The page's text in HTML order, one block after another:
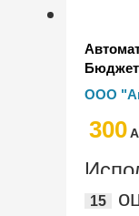
ООО
300
15